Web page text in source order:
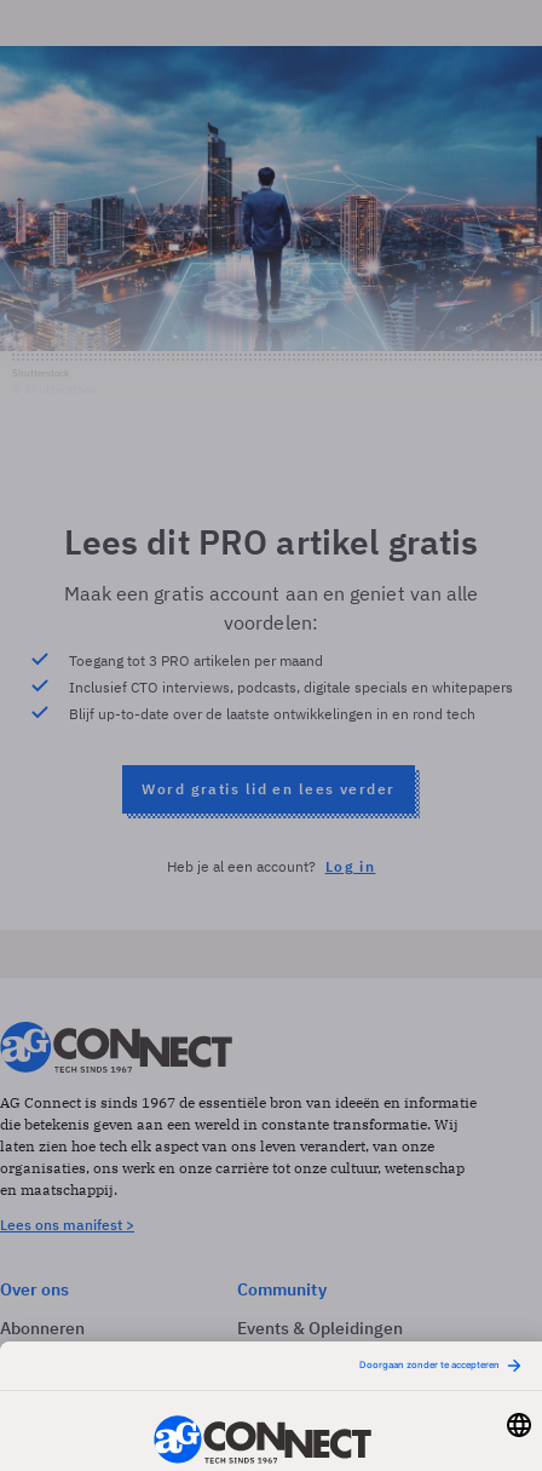
Lees dit PRO artikel gratis
Maak een gratis account aan en geniet van alle
voordelen:
Toegang tot 3 PRO artikelen per maand
Inclusief CTO interviews, podcasts, digitale specials en whitepapers
Blijf up-to-date over de laatste ontwikkelingen in en rond tech
Word gratis lid en lees verder
Heb je al een account? Log in
AG Connect is sinds 1967 de essentiële bron van ideeën en informatie
die betekenis geven aan een wereld in constante transformatie. Wij
laten zien hoe tech elk aspect van ons leven verandert, van onze
organisaties, ons werk en onze carrière tot onze cultuur, wetenschap
en maatschappij.
Lees ons manifest >
Over ons
Abonneren
Adverteren
Community
Events & Opleidingen